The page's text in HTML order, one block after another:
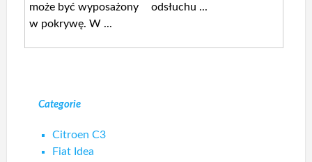
może być wyposażony
w pokrywę. W ...
odsłuchu ...
Categorie
Citroen C3
Fiat Idea